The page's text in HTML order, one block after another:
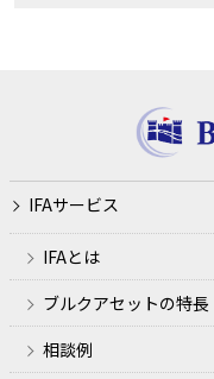
IFAサービス
IFAとは
ブルクアセットの特長
相談例